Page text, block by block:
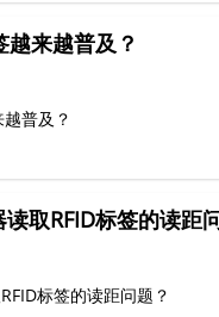
越来越普及？
普及？
取RFID标签的读距
标签的读距问题？